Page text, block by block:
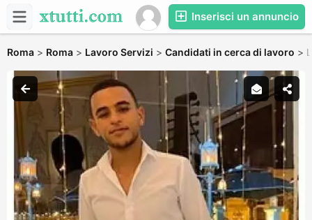
Inserisci un annuncio
Roma > Roma > Lavoro Servizi > Candidati in cerca di lavoro >